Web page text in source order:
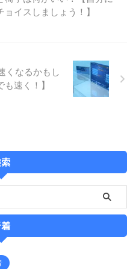
イスしましょう！】
くなるかもし
速く！】